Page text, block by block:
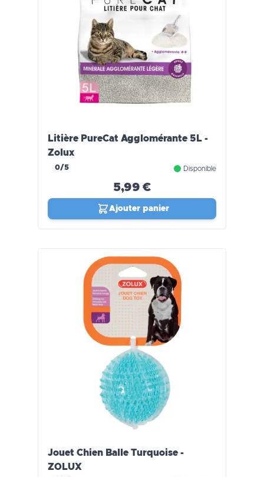
Litière PureCat Agglomérante 5L -
Zolux
0/5 Disponible
5,99 €
Ajouter panier
Jouet Chien Balle Turquoise -
ZOLUX